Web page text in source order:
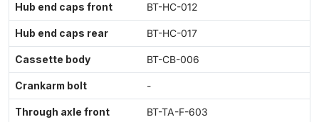
Hub end caps front BT-HC-012
Hub end caps rear BT-HC-017
Cassette body BT-CB-006
Crankarm bolt -
Through axle front BT-TA-F-603